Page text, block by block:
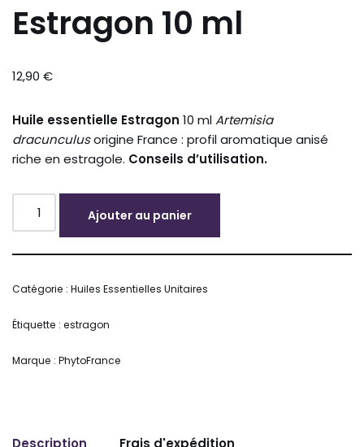
Estragon 10 ml
12,90 €
Huile essentielle Estragon 10 mlArtemisia
dracunculusorigine France : profil aromatique anisé
riche en estragole. Conseils d’utilisation.
Ajouter au panier
Catégorie : Huiles Essentielles Unitaires
Étiquette : estragon
Marque : PhytoFrance
Description
Frais d'expédition